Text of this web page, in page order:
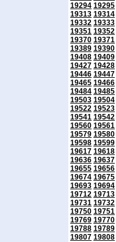
19294 19295
19313 19314
19332 19333
19351 19352
19370 19371
19389 19390
19408 19409
19427 19428
19446 19447
19465 19466
19484 19485
19503 19504
19522 19523
19541 19542
19560 19561
19579 19580
19598 19599
19617 19618
19636 19637
19655 19656
19674 19675
19693 19694
19712 19713
19731 19732
19750 19751
19769 19770
19788 19789
19807 19808